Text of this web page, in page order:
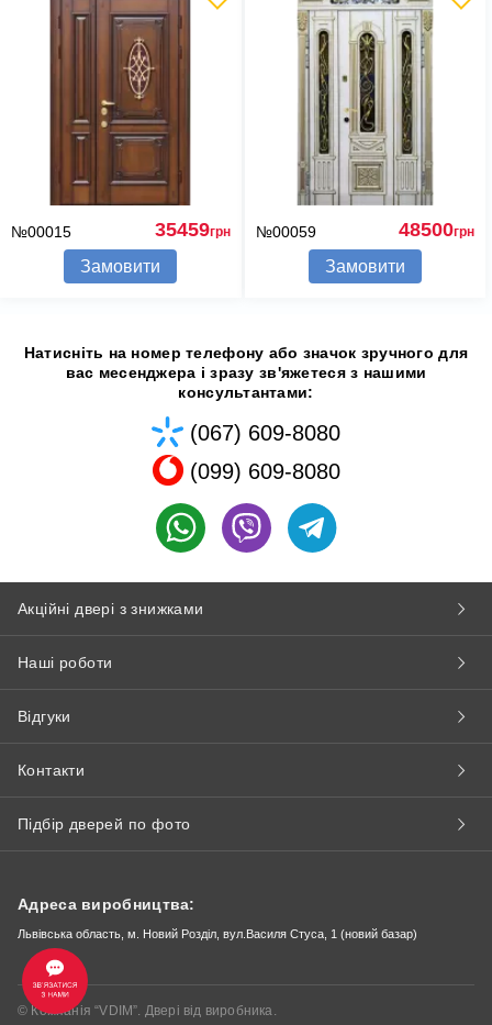
№00015 35459грн
Замовити
№00059 48500грн
Замовити
Натисніть на номер телефону або значок зручного для
вас месенджера і зразу зв'яжетеся з нашими
консультантами:
(067) 609-8080
(099) 609-8080
Акційні двері з знижками
Наші роботи
Відгуки
Контакти
Підбір дверей по фото
Адреса виробництва:
Львівська область, м. Новий Розділ, вул.Василя Стуса, 1 (новий базар)
© Компанія “VDIM”. Двері від виробника.